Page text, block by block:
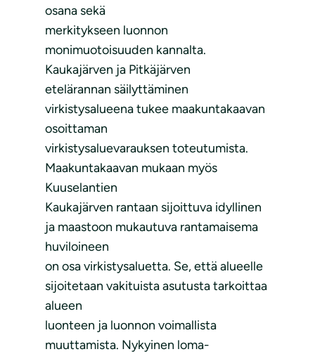
osana sekä
merkitykseen luonnon
monimuotoisuuden kannalta.
Kaukajärven ja Pitkäjärven
etelärannan säilyttäminen
virkistysalueena tukee maakuntakaavan
osoittaman
virkistysaluevarauksen toteutumista.
Maakuntakaavan mukaan myös
Kuuselantien
Kaukajärven rantaan sijoittuva idyllinen
ja maastoon mukautuva rantamaisema
huviloineen
on osa virkistysaluetta. Se, että alueelle
sijoitetaan vakituista asutusta tarkoittaa
alueen
luonteen ja luonnon voimallista
muuttamista. Nykyinen loma-